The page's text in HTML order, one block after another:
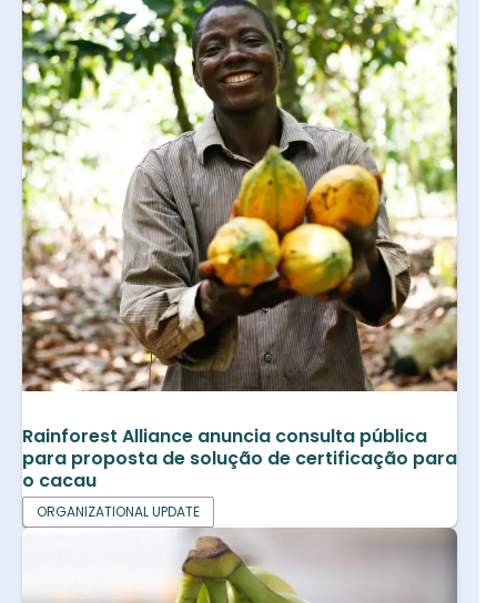
Rainforest Alliance anuncia consulta pública
para proposta de solução de certificação para
o cacau
ORGANIZATIONAL UPDATE